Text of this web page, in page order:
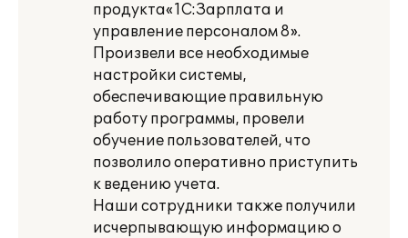
продукта«1С:Зарплата и
управление персоналом 8».
Произвели все необходимые
настройки системы,
обеспечивающие правильную
работу программы, провели
обучение пользователей, что
позволило оперативно приступить
к ведению учета.
Наши сотрудники также получили
исчерпывающую информацию о